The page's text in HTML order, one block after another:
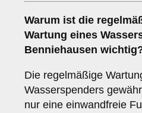
Warum ist die
Wartung eines
Benniehausen
Die regelmäßige
Wasserspenders
nur eine einwandfreie